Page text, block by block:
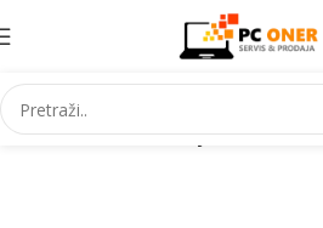
Početna Klima uređaji